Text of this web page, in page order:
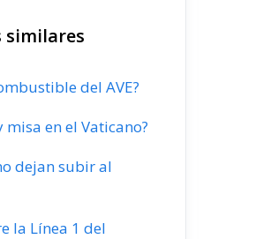
similares
del AVE?
misa en el Vaticano?
dejan subir al
la Línea 1 del